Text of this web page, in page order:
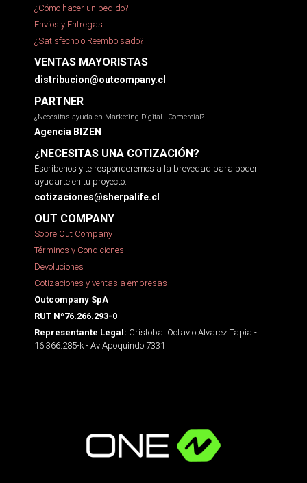
¿Cómo hacer un pedido?
Envíos y Entregas
¿Satisfecho o Reembolsado?
VENTAS MAYORISTAS
distribucion@outcompany.cl
PARTNER
¿Necesitas ayuda en Marketing Digital - Comercial?
Agencia BIZEN
¿NECESITAS UNA COTIZACIÓN?
Escríbenos y te responderemos a la brevedad para poder
ayudarte en tu proyecto.
cotizaciones@sherpalife.cl
OUT COMPANY
Sobre Out Company
Términos y Condiciones
Devoluciones
Cotizaciones y ventas a empresas
Outcompany SpA
RUT Nº76.266.293-0
Representante Legal: Cristobal Octavio Alvarez Tapia -
16.366.285-k - Av Apoquindo 7331